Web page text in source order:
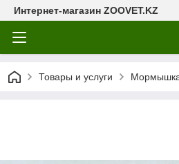
Интернет-магазин ZOOVET.KZ
Товары и услуги Мормышка